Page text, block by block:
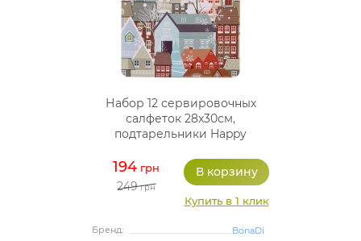
Набор 12 сервировочных
салфеток 28x30см,
подтарельники Happy
194 грн
249грн
Купить в 1 клик
Бренд:
BonaDi